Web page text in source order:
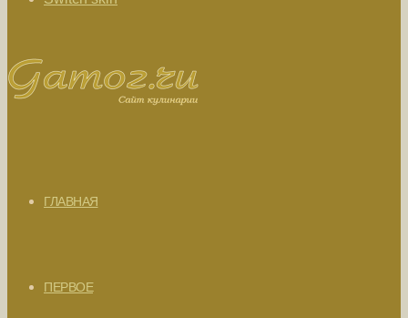
ГЛАВНАЯ
ПЕРВОЕ